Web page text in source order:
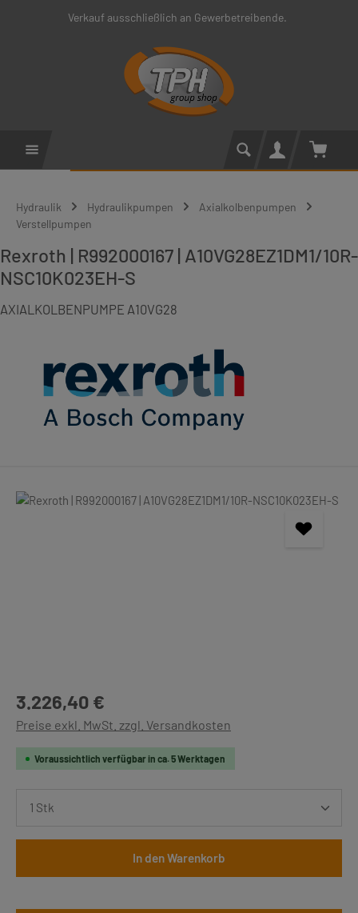
Zum Hauptinhalt springenVerkauf ausschließlich an Gewerbetreibende.
Hydraulik Hydraulikpumpen
Axialkolbenpumpen
Verstellpumpen
Rexroth | R992000167 | A10VG28EZ1DM1/10R-
NSC10K023EH-S
AXIALKOLBENPUMPE A10VG28
Bildergalerie überspringen
Regulärer Preis:
3.226,40 €
Preise exkl. MwSt. zzgl. Versandkosten
Voraussichtlich verfügbar in ca. 5 Werktagen
In den Warenkorb